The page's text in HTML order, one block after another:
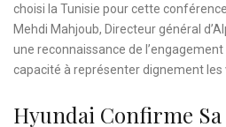
choisi la Tunisie pour cette
Mehdi Mahjoub, Directeur général
une reconnaissance de
capacité à représenter dignement les
Hyundai Confirme